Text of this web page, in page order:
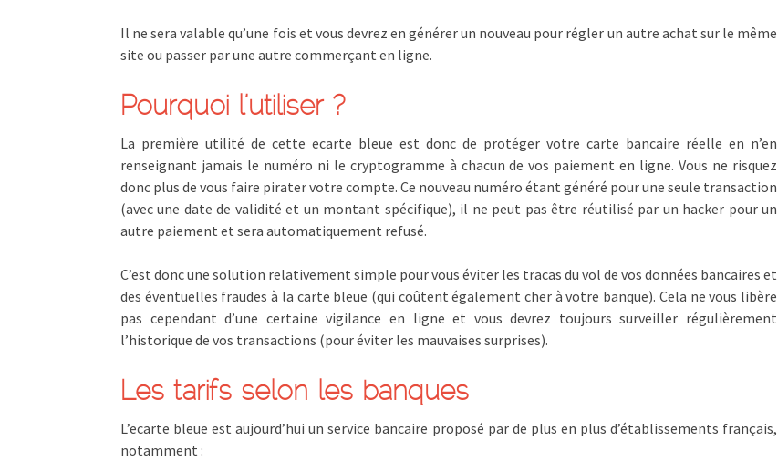
Il ne sera valable qu’une fois et vous devrez en générer un nouveau pour régler un autre achat sur le même
site ou passer par une autre commerçant en ligne.
Pourquoi l’utiliser ?
La première utilité de cette ecarte bleue est donc de protéger votre carte bancaire réelle en n’en
renseignant jamais le numéro ni le cryptogramme à chacun de vos paiement en ligne. Vous ne risquez
donc plus de vous faire pirater votre compte. Ce nouveau numéro étant généré pour une seule transaction
(avec une date de validité et un montant spécifique), il ne peut pas être réutilisé par un hacker pour un
autre paiement et sera automatiquement refusé.
C’est donc une solution relativement simple pour vous éviter les tracas du vol de vos données bancaires et
des éventuelles fraudes à la carte bleue (qui coûtent également cher à votre banque). Cela ne vous libère
pas cependant d’une certaine vigilance en ligne et vous devrez toujours surveiller régulièrement
l’historique de vos transactions (pour éviter les mauvaises surprises).
Les tarifs selon les banques
L’ecarte bleue est aujourd’hui un service bancaire proposé par de plus en plus d’établissements français,
notamment :